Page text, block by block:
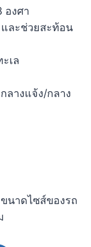
องศา
ละช่วยสะท้อน
เล
ลางแจ้ง/กลาง
นาดไซส์ของรถ